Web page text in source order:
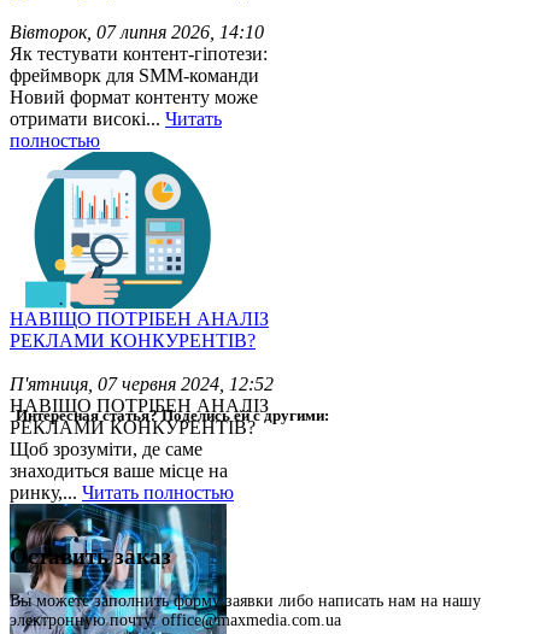
Вівторок, 07 липня 2026, 14:10
Як тестувати контент-гіпотези:
фреймворк для SMM-команди
Новий формат контенту може
отримати високі... Читать
полностью
НАВІЩО ПОТРІБЕН АНАЛІЗ
РЕКЛАМИ КОНКУРЕНТІВ?
П'ятниця, 07 червня 2024, 12:52
НАВІЩО ПОТРІБЕН АНАЛІЗ
РЕКЛАМИ КОНКУРЕНТІВ?
Щоб зрозуміти, де саме
знаходиться ваше місце на
ринку,... Читать полностью
Интересная статья? Поделись ей с другими:
Оставить заказ
Вы можете заполнить форму заявки либо написать нам на нашу
электронную почту: office@maxmedia.com.ua